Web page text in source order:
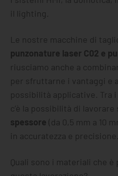
il lighting.
Le nostre macchine di
punzonature laser C02 e
riusciamo anche a
per sfruttarne i vantaggi e
possibilità applicative. Tra
c’è la possibilità di lavorare
spessore(da 0,5 mm a 10
in accuratezza e precisione.
Quali sono i materiali che